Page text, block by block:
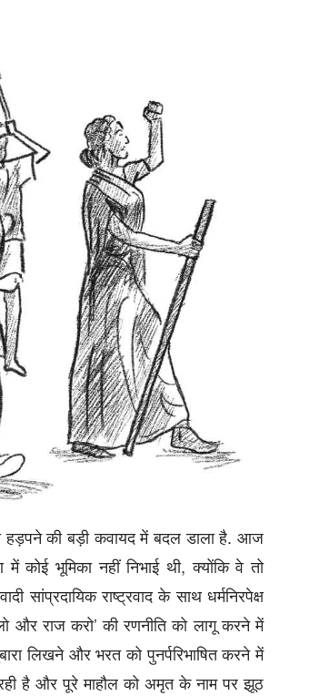
हड़पने की बड़ी कवायद में बदल डाला है. आज
में कोई भूमिका नहीं निभाई थी, क्योंकि वे तो
राष्ट्रवाद के साथ धर्मनिरपेक्ष
और राज करो’ की रणनीति को लागू करने में
लिखने और भरत को पुनर्परिभाषित करने में
है और पूरे माहौल को अमृत के नाम पर झूठ